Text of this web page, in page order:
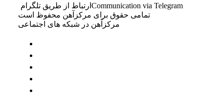
ارتباط از طریق تلگرام Communication via Telegram
تمامی حقوق برای مرکزآهن محفوظ است
مرکزآهن در شبکه های اجتماعی